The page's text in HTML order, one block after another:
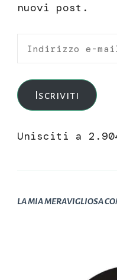
nuovi post.
Indirizzo
mail
Iscriviti
Unisciti a
LA MIA MERAVIGLIOSA